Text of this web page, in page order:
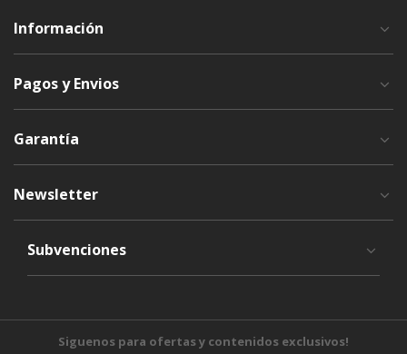
Información
Pagos y Envios
Garantía
Newsletter
Subvenciones
Siguenos para ofertas y contenidos exclusivos!